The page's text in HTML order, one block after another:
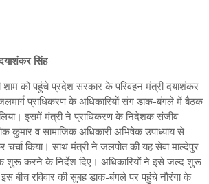
सिंह
शाम को पहुंचे प्रदेश सरकार के परिवहन मंत्री दयाशंकर
प्राधिकरण के अधिकारियों संग डाक-बंगले में बैठक
लिया। इसमें मंत्री ने प्राधिकरण के निदेशक संजीव
कुमार व सामाजिक अधिकारी अभिषेक उपाध्याय से
किया। साथ मंत्री ने जलपोत की यह सेवा माल्देपुर
शुरू करने के निर्देश दिए। अधिकारियों ने इसे जल्द शुरू
बीच रविवार की सुबह डाक-बंगले पर पहुंचे नौरंगा के